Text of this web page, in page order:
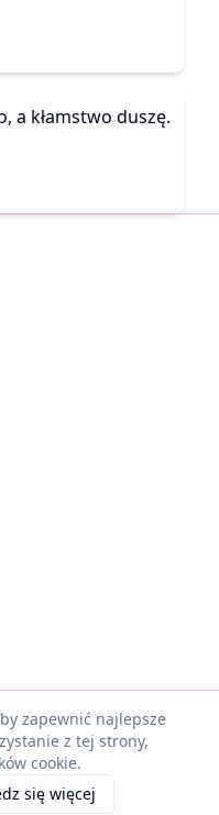
a kłamstwo duszę.
prawa zastrzeżone.
zapewnić najlepsze
z tej strony,
cookie.
się więcej